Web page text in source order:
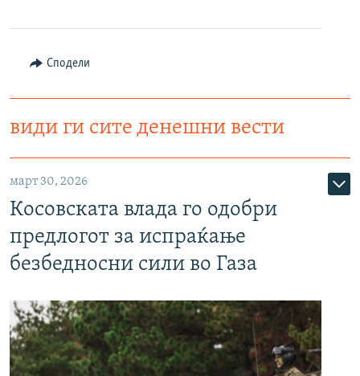
Сподели
види ги сите денешни вести
март 30, 2026
Косовската влада го одобри
предлогот за испраќање
безбедносни сили во Газа